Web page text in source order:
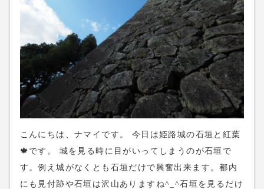
田官兵衛や映画関ヶ原などでもロケされたそうです。
私が訪れた時は夕方だったのでお堂を閉めてる所でし
た。今度ゆっくり来ようと思います。さらにここから
奥には奥の院があります。 性空上人はこの書写山圓教
寺を開いた僧です。圓教寺にはやたらとチベットの国
旗が張ってあるので、お坊さんに聞くと、ダライ・ラ
マさんが来日した時にお世話したそうです！すご
い！！ 今日は休みだそうですが、普段はこの奥の院の
この部屋↓にチベットの僧が居るみたいです。 書写山
圓教寺、すごい良い所でした！もっとゆっくり楽しみ
たいと思ったので来年また来ようと思います。
こんにちは、ナマイです。 今日は姫路城の石垣と紅葉
🍁です。 城を見る時に目がいってしまうのが石垣で
す。例え城がなくとも石垣だけで興奮出来ます。都内
にも見付跡や石垣は沢山ありますね^_^石垣を見るだけ